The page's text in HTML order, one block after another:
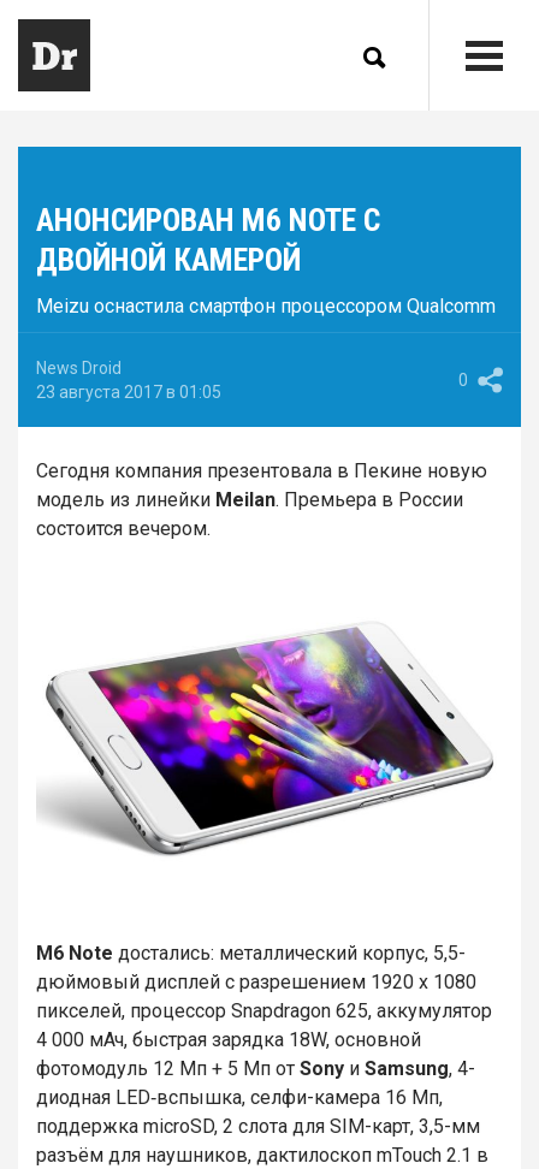
АНОНСИРОВАН M6 NOTE С
ДВОЙНОЙ КАМЕРОЙ
Meizu оснастила смартфон процессором Qualcomm
News Droid
23 августа 2017 в 01:05
0
Сегодня компания презентовала в Пекине новую
модель из линейки Meilan. Премьера в России
состоится вечером.
M6 Note достались: металлический корпус, 5,5-
дюймовый дисплей с разрешением 1920 х 1080
пикселей, процессор Snapdragon 625, аккумулятор
4 000 мАч, быстрая зарядка 18W, основной
фотомодуль 12 Мп + 5 Мп от Sony и Samsung, 4-
диодная LED‑вспышка, селфи-камера 16 Мп,
поддержка microSD, 2 слота для SIM-карт, 3,5-мм
разъём для наушников, дактилоскоп mTouch 2.1 в